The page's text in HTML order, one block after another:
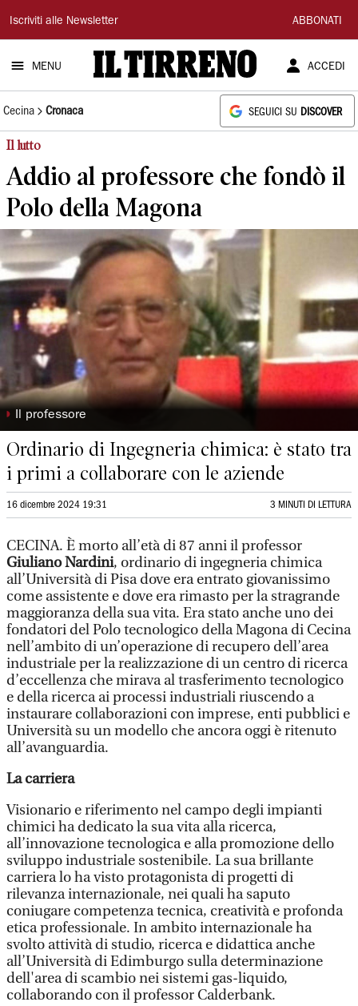
Il
Tirreno
Iscriviti alle Newsletter ABBONATI
MENU ACCEDI
Cecina Cronaca SEGUICI SU DISCOVER
Il lutto
Addio al professore che fondò il
Polo della Magona
◗ Il professore
Ordinario di Ingegneria chimica: è stato tra
i primi a collaborare con le aziende
16 dicembre 2024 19:31 3 MINUTI DI LETTURA
CECINA. È morto all’età di 87 anni il professor
Giuliano Nardini, ordinario di ingegneria chimica
all’Università di Pisa dove era entrato giovanissimo
come assistente e dove era rimasto per la stragrande
maggioranza della sua vita. Era stato anche uno dei
fondatori del Polo tecnologico della Magona di Cecina
nell’ambito di un’operazione di recupero dell’area
industriale per la realizzazione di un centro di ricerca
d’eccellenza che mirava al trasferimento tecnologico
e della ricerca ai processi industriali riuscendo a
instaurare collaborazioni con imprese, enti pubblici e
Università su un modello che ancora oggi è ritenuto
all’avanguardia.
La carriera
Visionario e riferimento nel campo degli impianti
chimici ha dedicato la sua vita alla ricerca,
all’innovazione tecnologica e alla promozione dello
sviluppo industriale sostenibile. La sua brillante
carriera lo ha visto protagonista di progetti di
rilevanza internazionale, nei quali ha saputo
coniugare competenza tecnica, creatività e profonda
etica professionale. In ambito internazionale ha
svolto attività di studio, ricerca e didattica anche
all’Università di Edimburgo sulla determinazione
dell'area di scambio nei sistemi gas-liquido,
collaborando con il professor Calderbank.